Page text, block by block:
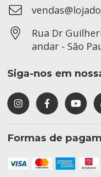
Rua Dr
andar - São
Siga-nos em
Formas de